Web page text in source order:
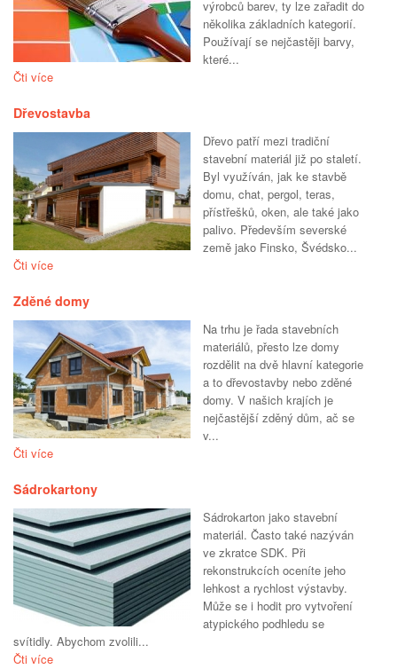
výrobců barev, ty lze zařadit do
několika základních kategorií.
Používají se nejčastěji barvy,
které...
Čti více
Dřevostavba
Dřevo patří mezi tradiční
stavební materiál již po staletí.
Byl využíván, jak ke stavbě
domu, chat, pergol, teras,
přístřešků, oken, ale také jako
palivo. Především severské
země jako Finsko, Švédsko...
Čti více
Zděné domy
Na trhu je řada stavebních
materiálů, přesto lze domy
rozdělit na dvě hlavní kategorie
a to dřevostavby nebo zděné
domy. V našich krajích je
nejčastější zděný dům, ač se
v...
Čti více
Sádrokartony
Sádrokarton jako stavební
materiál. Často také nazýván
ve zkratce SDK. Při
rekonstrukcích oceníte jeho
lehkost a rychlost výstavby.
Může se i hodit pro vytvoření
atypického podhledu se
svítidly. Abychom zvolili...
Čti více